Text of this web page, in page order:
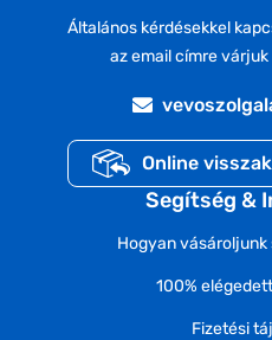
Általános kérdésekkel
az email címre
Online
Segítség &
Hogyan
100%
Fizetési